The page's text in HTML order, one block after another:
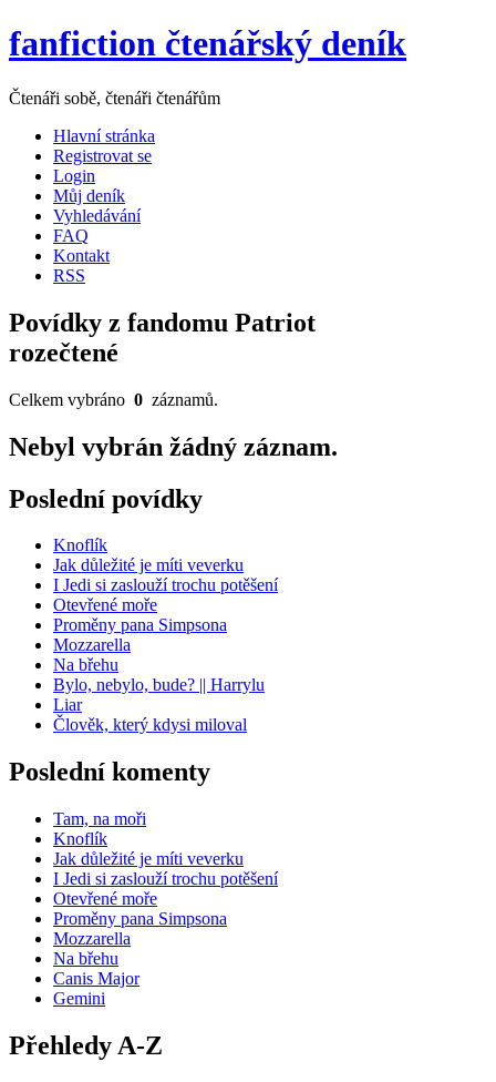
fanfiction čtenářský deník
Čtenáři sobě, čtenáři čtenářům
Hlavní stránka
Registrovat se
Login
Můj deník
Vyhledávání
FAQ
Kontakt
RSS
Povídky z fandomu Patriot
rozečtené
Celkem vybráno 0 záznamů.
Nebyl vybrán žádný záznam.
Poslední povídky
Knoflík
Jak důležité je míti veverku
I Jedi si zaslouží trochu potěšení
Otevřené moře
Proměny pana Simpsona
Mozzarella
Na břehu
Bylo, nebylo, bude? || Harrylu
Liar
Člověk, který kdysi miloval
Poslední komenty
Tam, na moři
Knoflík
Jak důležité je míti veverku
I Jedi si zaslouží trochu potěšení
Otevřené moře
Proměny pana Simpsona
Mozzarella
Na břehu
Canis Major
Gemini
Přehledy A-Z